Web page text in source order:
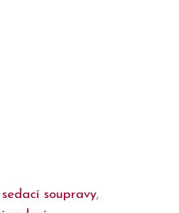
sedací soupravy,